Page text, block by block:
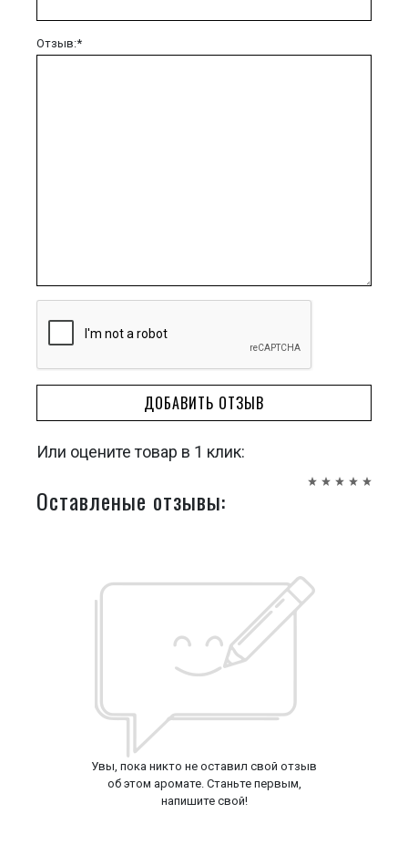
Отзыв:*
ДОБАВИТЬ ОТЗЫВ
Или оцените товар в 1 клик:
Оставленые отзывы:
Увы, пока никто не оставил свой отзыв
об этом аромате. Станьте первым,
напишите свой!